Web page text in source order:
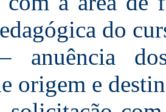
do
anuência
origem e